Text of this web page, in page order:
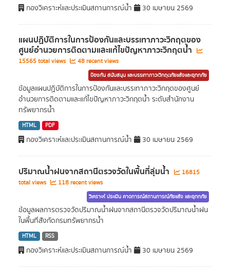
กองวิเคราะห์และประเมินสถานการณ์น้ำ 30 เมษายน 2569
แผนปฏิบัติการในการป้องกันและบรรเทาภาวะวิกฤตของ
ศูนย์อำนวยการติดตามและแก้ไขปัญหาภาวะวิกฤตน้ำ
15565 total views 48 recent views
ป้องกัน สนับสนุน และบรรเทาภาวะวิกฤตภัยแล้งและอุทกภัย
ข้อมูลแผนปฏิบัติการในการป้องกันและบรรเทาภาวะวิกฤตของศูนย์
อำนวยการติดตามและแก้ไขปัญหาภาวะวิกฤตน้ำ ระดับสำนักงาน
ทรัพยากรน้ำ
HTML PDF
กองวิเคราะห์และประเมินสถานการณ์น้ำ 30 เมษายน 2569
ปริมาณน้ำฝนจากสถานีตรวจวัดในพื้นที่ลุ่มน้ำ
16815
total views
118 recent views
วิเคราะห์ ประเมิน คาดการณ์สถานการณ์ภัยแล้ง และอุทกภัย
ข้อมูลผลการตรวจวัดปริมาณน้ำฝนจากสถานีตรวจวัดปริมาณน้ำฝน
ในพื้นที่สังกัดกรมทรัพยากรน้ำ
HTML RSS
กองวิเคราะห์และประเมินสถานการณ์น้ำ 30 เมษายน 2569